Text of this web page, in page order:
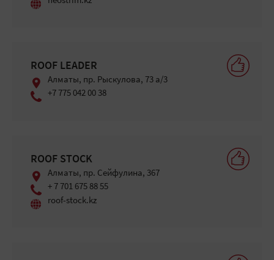
ROOF LEADER
Алматы, пр. Рыскулова, 73 а/3
+7 775 042 00 38
ROOF STOCK
Алматы, пр. Сейфулина, 367
+ 7 701 675 88 55
roof-stock.kz